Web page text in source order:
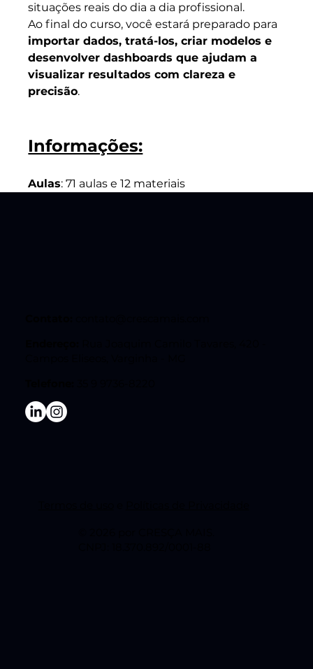
situações reais do dia a dia profissional.
Ao final do curso, você estará preparado para
importar dados, tratá-los, criar modelos e
desenvolver dashboards que ajudam a
visualizar resultados com clareza e
precisão.
Informações:
Aulas: 71 aulas e 12 materiais